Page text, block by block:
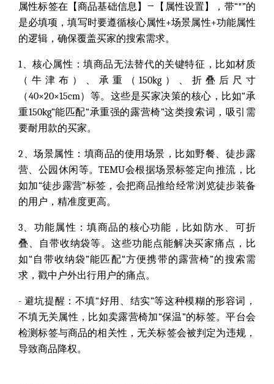
属性标签在【商品基础信息】→【属性设置】，带“*”的
是必填项，填写时要遵循核心属性+场景属性+功能属性
的逻辑，确保覆盖买家的搜索需求。
1、核心属性：填商品无法替代的关键特征，比如材质
（牛津布）、承重（150kg）、折叠后尺寸
（40×20×15cm）等。这些是买家决策的核心，比如“承
重150kg”能匹配“承重强的露营椅”这类搜索词，吸引需
要耐用款的买家。
2、场景属性： 填商品的使用场景，比如野餐、徒步露
营、公园休闲等。TEMU会根据场景标签定向推流，比
如加“徒步露营”标签，会把商品推给经常浏览徒步装备
的用户，精准度更高。
3、功能属性：填商品的核心功能，比如防水、可折
叠、自带收纳袋等。这些功能点能解决买家痛点，比
如“自带收纳袋”能匹配“方便携带的露营椅”的搜索需
求，戳中户外出行用户的痛点。
- 避坑提醒： 不填“好用、结实”等这种模糊的形容词，
不填无关属性，比如卖露营椅加“保温”的标签。平台会
检测标签与商品的相关性，无关标签会被判定为违规，
导致商品降权。